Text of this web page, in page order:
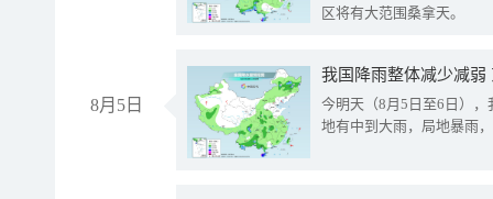
区将有大范围桑拿天。
8月5日
我国降雨整体减少减弱
今明天（8月5日至6日）
地有中到大雨，局地暴雨